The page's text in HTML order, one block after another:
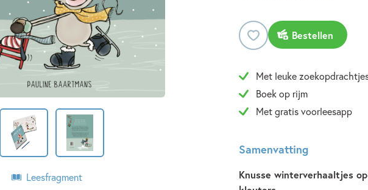
Leesfragment
Bestellen
Met leuke
Boek op rijm
Met gratis voorleesapp
Samenvatting
Knusse winterverhaaltjes